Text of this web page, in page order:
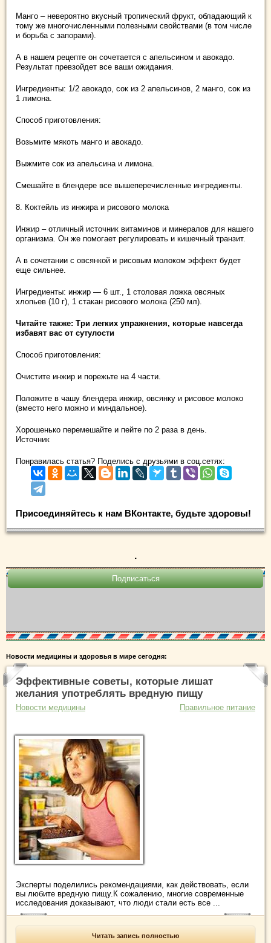
Манго – невероятно вкусный тропический фрукт, обладающий к
тому же многочисленными полезными свойствами (в том числе
и борьба с запорами).
А в нашем рецепте он сочетается с апельсином и авокадо.
Результат превзойдет все ваши ожидания.
Ингредиенты: 1/2 авокадо, сок из 2 апельсинов, 2 манго, сок из
1 лимона.
Способ приготовления:
Возьмите мякоть манго и авокадо.
Выжмите сок из апельсина и лимона.
Смешайте в блендере все вышеперечисленные ингредиенты.
8. Коктейль из инжира и рисового молока
Инжир – отличный источник витаминов и минералов для нашего
организма. Он же помогает регулировать и кишечный транзит.
А в сочетании с овсянкой и рисовым молоком эффект будет
еще сильнее.
Ингредиенты: инжир — 6 шт., 1 столовая ложка овсяных
хлопьев (10 г), 1 стакан рисового молока (250 мл).
Читайте также: Три легких упражнения, которые навсегда
избавят вас от сутулости
Способ приготовления:
Очистите инжир и порежьте на 4 части.
Положите в чашу блендера инжир, овсянку и рисовое молоко
(вместо него можно и миндальное).
Хорошенько перемешайте и пейте по 2 раза в день.
Источник
Понравилась статья? Поделись с друзьями в соц.сетях:
Присоединяйтесь к нам ВКонтакте, будьте здоровы!
.
Новости медицины и здоровья в мире сегодня:
Эффективные советы, которые лишат
желания употреблять вредную пищу
Новости медицины Правильное питание
Эксперты поделились рекомендациями, как действовать, если
вы любите вредную пищу.К сожалению, многие современные
исследования доказывают, что люди стали есть все ...
Читать запись полностью